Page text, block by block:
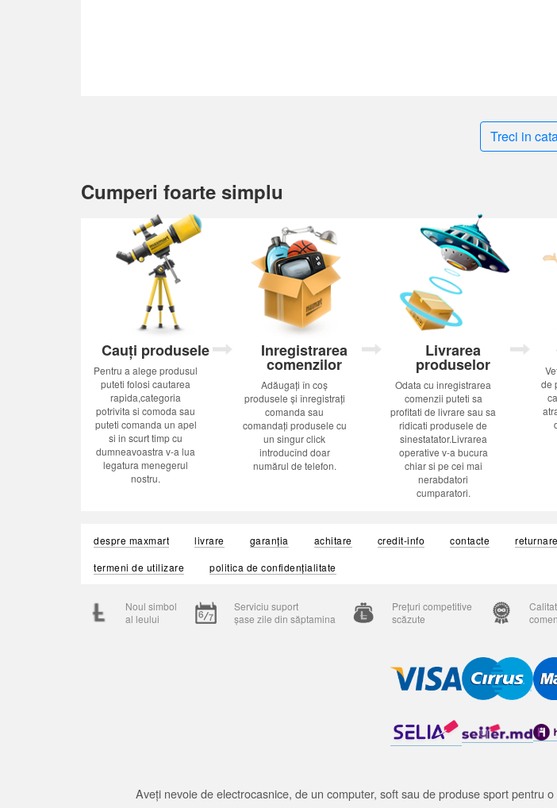
Treci in
Cumperi foarte simplu
Cauți produsele
Pentru a alege produsul
puteti folosi cautarea
rapida,categoria
potrivita si comoda sau
puteti comanda un apel
si in scurt timp cu
dumneavoastra v-a lua
legatura menegerul
nostru.
Inregistrarea
comenzilor
Adăugați în coș
produsele și înregistrați
comanda sau
comandați produsele cu
un singur click
introducînd doar
numărul de telefon.
Livrarea
produselor
Odata cu inregistrarea
comenzii puteti sa
profitati de livrare sau sa
ridicati produsele de
sinestatator.Livrarea
operative v-a bucura
chiar si pe cei mai
nerabdatori
cumparatori.
de
despre maxmart livrare garanția achitare credit-info contacte
termeni de utilizare
politica de confidențialitate
Noul simbol
al leului
Serviciu suport
șase zile din săptamina
Prețuri competitive
scăzute
Aveți nevoie de electrocasnice, de un computer, soft sau de produse sport pentru